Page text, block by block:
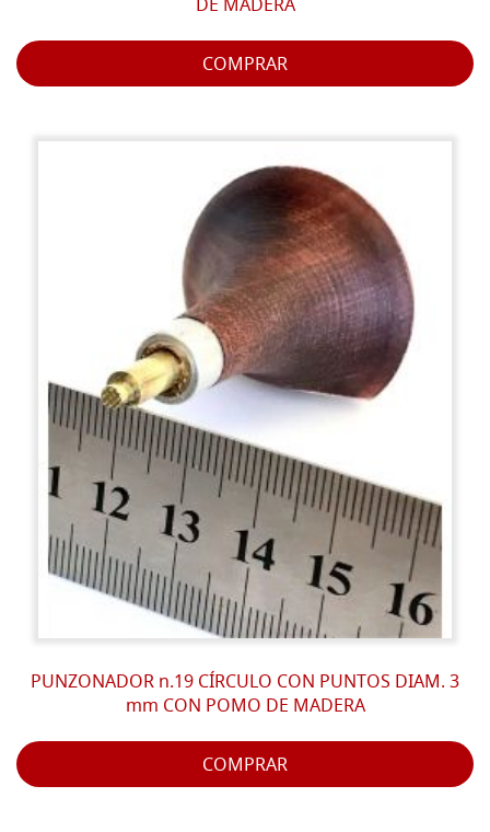
DE MADERA
COMPRAR
PUNZONADOR n.19 CÍRCULO CON PUNTOS DIAM. 3
mm CON POMO DE MADERA
COMPRAR